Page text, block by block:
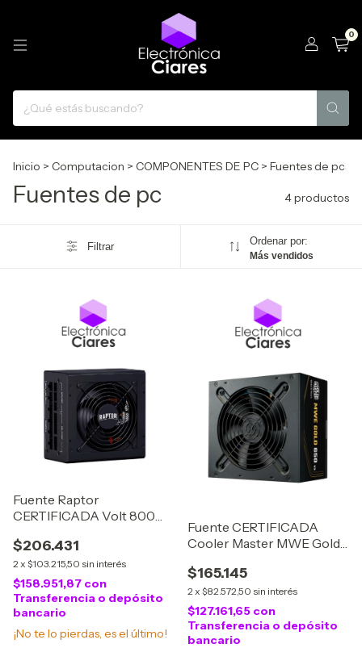
0
Inicio > Computacion > COMPONENTES DE PC > Fuentes de pc
Fuentes de pc 4 productos
Filtrar Ordenar por:
Más vendidos
Fuente Raptor
CERTIFICADA Volt 800W
PCIe 5.1 Negra
$206.431
2 x $103.215,50 sin interés
$158.951,87 con
Transferencia o depósito
bancario
¡No te lo pierdas, es el último!
Fuente CERTIFICADA
Cooler Master MWE Gold
A/AR cord
$165.145
2 x $82.572,50 sin interés
$127.161,65 con
Transferencia o depósito
bancario